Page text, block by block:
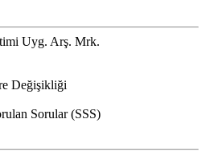
Uyg. Arş. Mrk.
Değişikliği
Sorular (SSS)